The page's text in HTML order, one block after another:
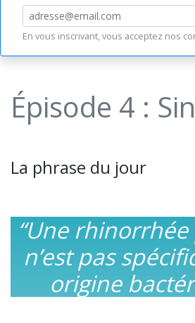
En vous inscrivant, vous acceptez nos
Épisode 4 :
La phrase du jour
“Une
n’est pas
origine